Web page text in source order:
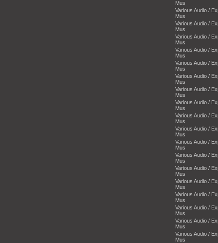
Mus
Various Audio /
Mus
Various Audio /
Mus
Various Audio /
Mus
Various Audio /
Mus
Various Audio /
Mus
Various Audio /
Mus
Various Audio /
Mus
Various Audio /
Mus
Various Audio /
Mus
Various Audio /
Mus
Various Audio /
Mus
Various Audio /
Mus
Various Audio /
Mus
Various Audio /
Mus
Various Audio /
Mus
Various Audio /
Mus
Various Audio /
Mus
Various Audio /
Mus